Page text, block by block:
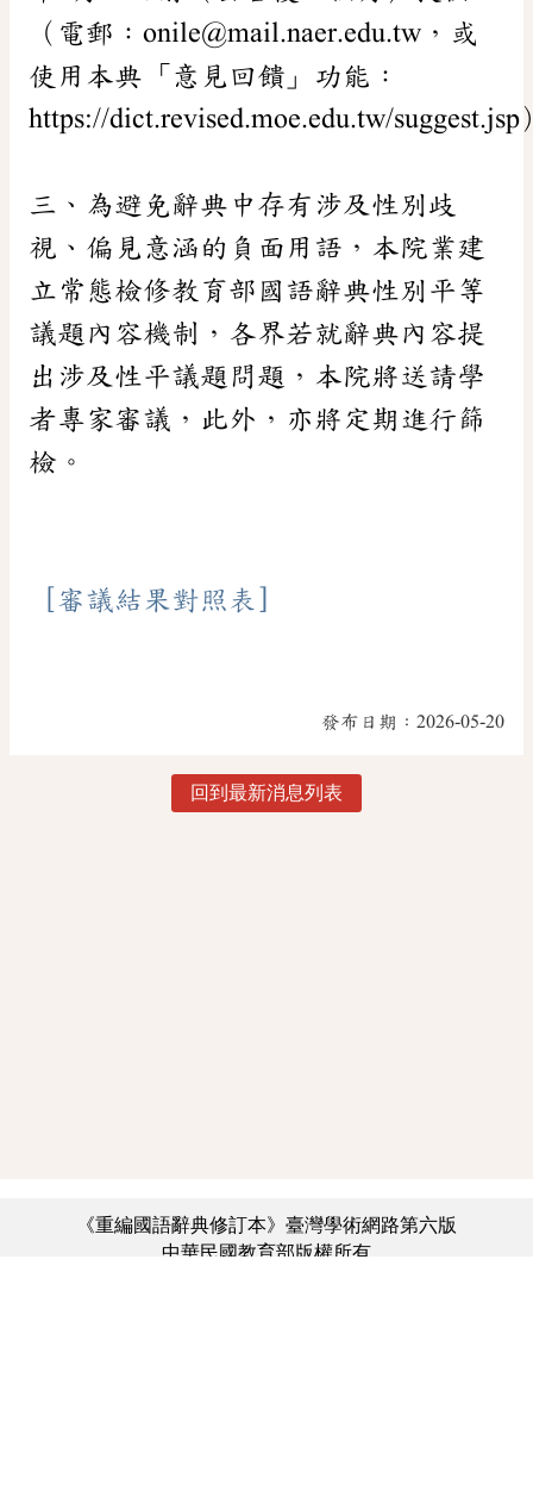
（電郵：onile@mail.naer.edu.tw，或
使用本典「意見回饋」功能：
https://dict.revised.moe.edu.tw/suggest.jsp
三、為避免辭典中存有涉及性別歧
視、偏見意涵的負面用語，本院業建
立常態檢修教育部國語辭典性別平等
議題內容機制，各界若就辭典內容提
出涉及性平議題問題，本院將送請學
者專家審議，此外，亦將定期進行篩
檢。
［審議結果對照表］
發布日期： 2026-05-20
回到最新消息列表
《重編國語辭典修訂本》臺灣學術網路第六版
中華民國教育部版權所有